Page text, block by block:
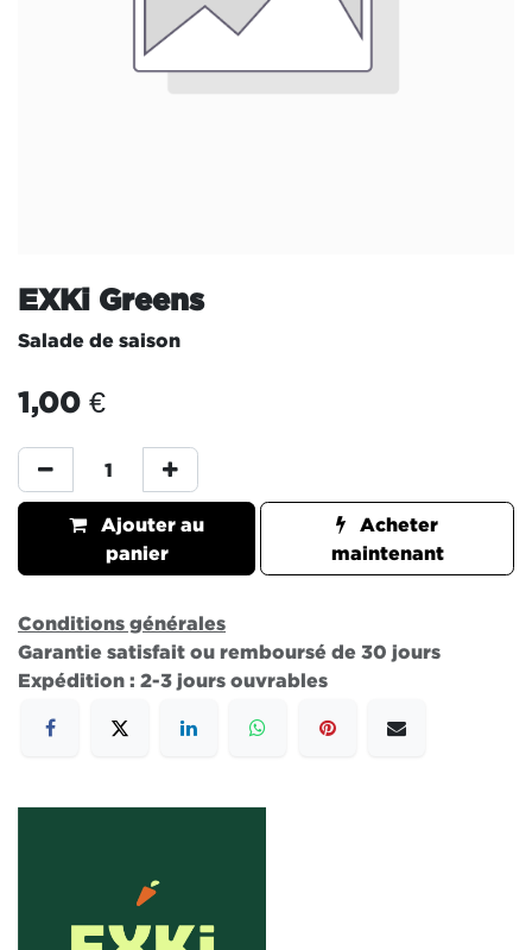
EXKi Greens
Salade de saison
1,00 €
Ajouter au
panier
Acheter
maintenant
Conditions générales
Garantie satisfait ou remboursé de 30 jours
Expédition : 2-3 jours ouvrables